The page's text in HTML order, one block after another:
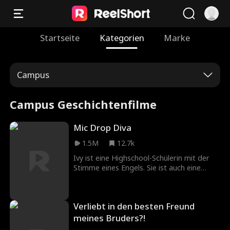
Startseite Kategorien Marke
Campus
Campus Geschichtenfilme
Mic Drop Diva
1.5M
12.7k
Ivy ist eine Highschool-Schülerin mit der
Stimme eines Engels. Sie ist auch eine
mit Vanessa angefreundet hat, glaubt sie,
dass sie die richtige Wahl getroffen hat.
Verliebt in den besten Freund
meines Bruders?!